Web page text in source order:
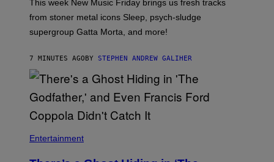
B
T
A
I
S
H
I
N
This week New Music Friday brings us fresh tracks
from stoner metal icons Sleep, psych-sludge
supergroup Gatta Morta, and more!
7 MINUTES AGO BY STEPHEN ANDREW GALIHER
Entertainment